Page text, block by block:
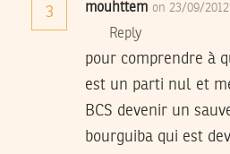
3 mouhttem on 23/09/
Reply
pour comprendre à
est un parti nul et
BCS devenir un
bourguiba qui est